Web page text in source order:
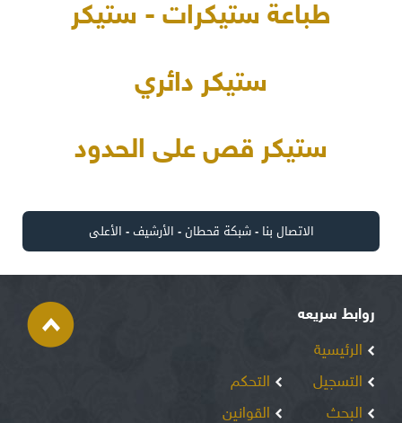
طباعة ستيكرات - ستيكر
ستيكر دائري
ستيكر قص على الحدود
الاتصال بنا -شبكة قحطان- الأرشيف- الأعلى
روابط سريعه
الرئيسية
التسجيل
البحث
التحكم
القوانين